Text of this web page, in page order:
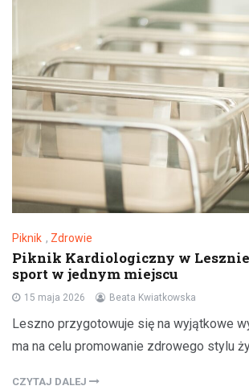
Piknik , Zdrowie
Piknik Kardiologiczny w
sport w jednym miejscu
15 maja 2026 Beata Kwiatkowska
Leszno przygotowuje się na wyjątkowe
ma na celu promowanie zdrowego stylu
CZYTAJ DALEJ